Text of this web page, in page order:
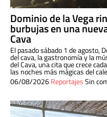
Dominio de la Vega
burbujas en una
Cava
El pasado sábado 1 de agosto,
del cava, la gastronomía y la
del Cava, una cita que crece
las noches más mágicas del
06/08/2026ReportajesSin